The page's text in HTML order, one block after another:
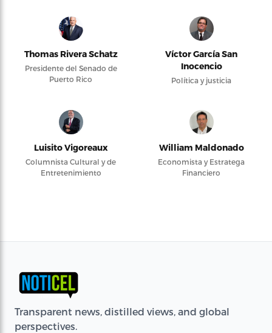
Thomas Rivera Schatz
Presidente del Senado de
Puerto Rico
Víctor García San
Inocencio
Política y justicia
Luisito Vigoreaux
Columnista Cultural y de
Entretenimiento
William Maldonado
Economista y Estratega
Financiero
Transparent news, distilled views, and global
perspectives.